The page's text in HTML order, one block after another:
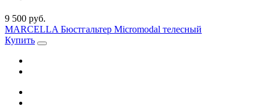
9 500 руб.
MARCELLA Бюстгальтер Micromodal телесный
Купить